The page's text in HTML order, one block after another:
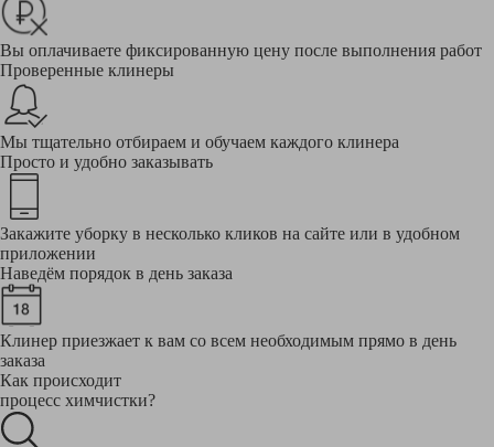
Вы оплачиваете фиксированную цену после выполнения работ
Проверенные клинеры
Мы тщательно отбираем и обучаем каждого клинера
Просто и удобно заказывать
Закажите уборку в несколько кликов на сайте или в удобном
приложении
Наведём порядок в день заказа
Клинер приезжает к вам со всем необходимым прямо в день
заказа
Как происходит
процесс химчистки?